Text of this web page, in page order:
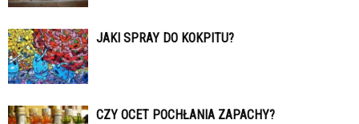
JAKI SPRAY DO KOKPITU?
CZY OCET POCHŁANIA ZAPACHY?